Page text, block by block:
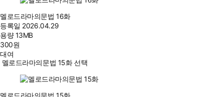
멜로드라마의문법 16화
등록일 2026.04.29
용량13MB
300원
대여
멜로드라마의문법 15화 선택
멜로드라마의문법 15화